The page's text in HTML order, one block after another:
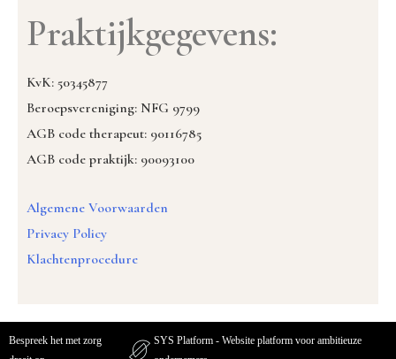
Praktijkgegevens:
KvK: 50345877
Beroepsvereniging: NFG 9799
AGB code therapeut: 90116785
AGB code praktijk: 90093100
Algemene Voorwaarden
Privacy Policy
Klachtenprocedure
Bespreek het met zorg
SYS Platform - Website platform voor ambitieuze